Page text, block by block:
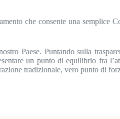
che consente una semplice
Paese. Puntando sulla
un punto di equilibrio fra
tradizionale, vero punto di